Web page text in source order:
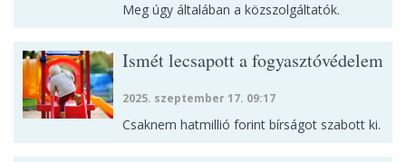
Meg úgy általában a közszolgáltatók.
Ismét lecsapott a fogyasztóvédelem
2025. szeptember 17. 09:17
Csaknem hatmillió forint bírságot szabott ki.